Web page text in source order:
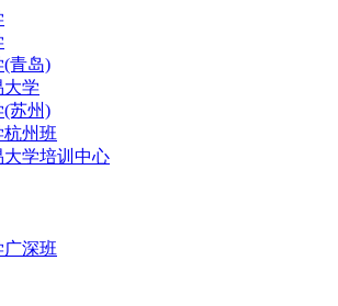
(青岛)
大学
(苏州)
州班
学培训中心
深班